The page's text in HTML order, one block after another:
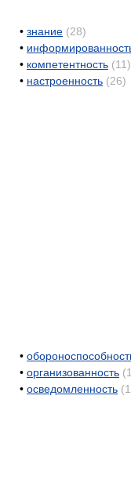
• знание (28)
•
• компетентность (11)
• настроенность (26)
•
• организованность
• осведомленность